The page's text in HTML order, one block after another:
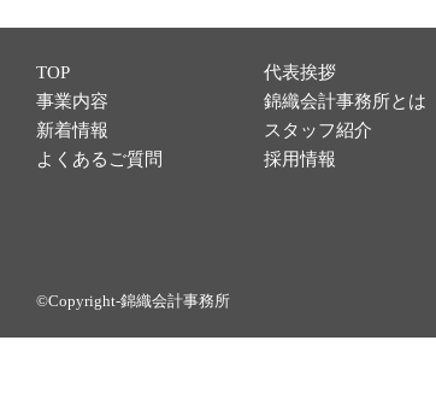
TOP
事業内容
新着情報
よくあるご質問
代表挨拶
錦織会計事務所とは
スタッフ紹介
採用情報
©Copyright-錦織会計事務所